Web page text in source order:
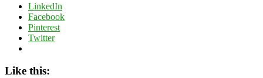
LinkedIn
Facebook
Pinterest
Twitter
Like this: